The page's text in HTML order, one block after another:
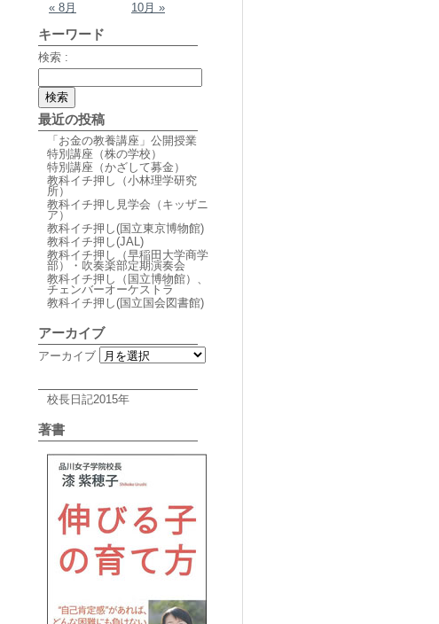
« 8月 10月 »
キーワード
検索 :
最近の投稿
「お金の教養講座」公開授業
特別講座（株の学校）
特別講座（かざして募金）
教科イチ押し（小林理学研究
所）
教科イチ押し見学会（キッザニ
ア）
教科イチ押し(国立東京博物館)
教科イチ押し(JAL)
教科イチ押し（早稲田大学商学
部）・吹奏楽部定期演奏会
教科イチ押し（国立博物館）、
チェンバーオーケストラ
教科イチ押し(国立国会図書館)
アーカイブ
アーカイブ
校長日記2015年
著書